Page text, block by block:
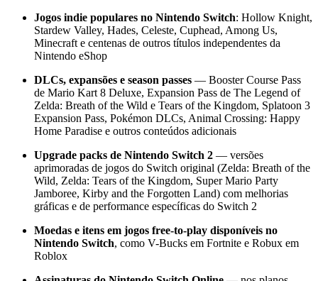
Jogos indie populares no Nintendo Switch: Hollow Knight,
Stardew Valley, Hades, Celeste, Cuphead, Among Us,
Minecraft e centenas de outros títulos independentes da
Nintendo eShop
DLCs, expansões e season passes — Booster Course Pass
de Mario Kart 8 Deluxe, Expansion Pass de The Legend of
Zelda: Breath of the Wild e Tears of the Kingdom, Splatoon 3
Expansion Pass, Pokémon DLCs, Animal Crossing: Happy
Home Paradise e outros conteúdos adicionais
Upgrade packs de Nintendo Switch 2 — versões
aprimoradas de jogos do Switch original (Zelda: Breath of the
Wild, Zelda: Tears of the Kingdom, Super Mario Party
Jamboree, Kirby and the Forgotten Land) com melhorias
gráficas e de performance específicas do Switch 2
Moedas e itens em jogos free-to-play disponíveis no
Nintendo Switch, como V-Bucks em Fortnite e Robux em
Roblox